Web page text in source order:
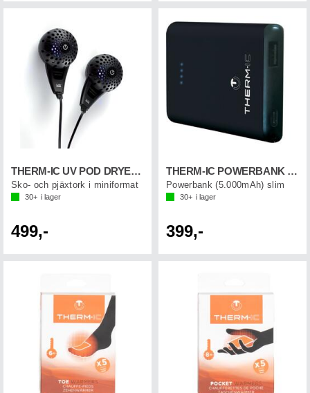
THERM-IC UV POD DRYER Svart
Sko- och pjäxtork i miniformat
30+ i lager
499,-
THERM-IC POWERBANK SLIM 5.000 mAh
Powerbank (5.000mAh) slim
30+ i lager
399,-